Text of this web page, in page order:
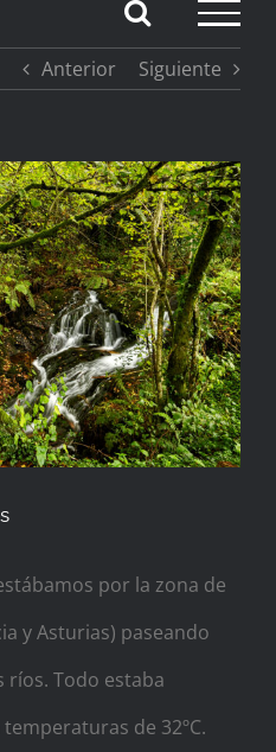
Anterior Siguiente
por la zona de
y Asturias) paseando
ríos. Todo estaba
de 32ºC.